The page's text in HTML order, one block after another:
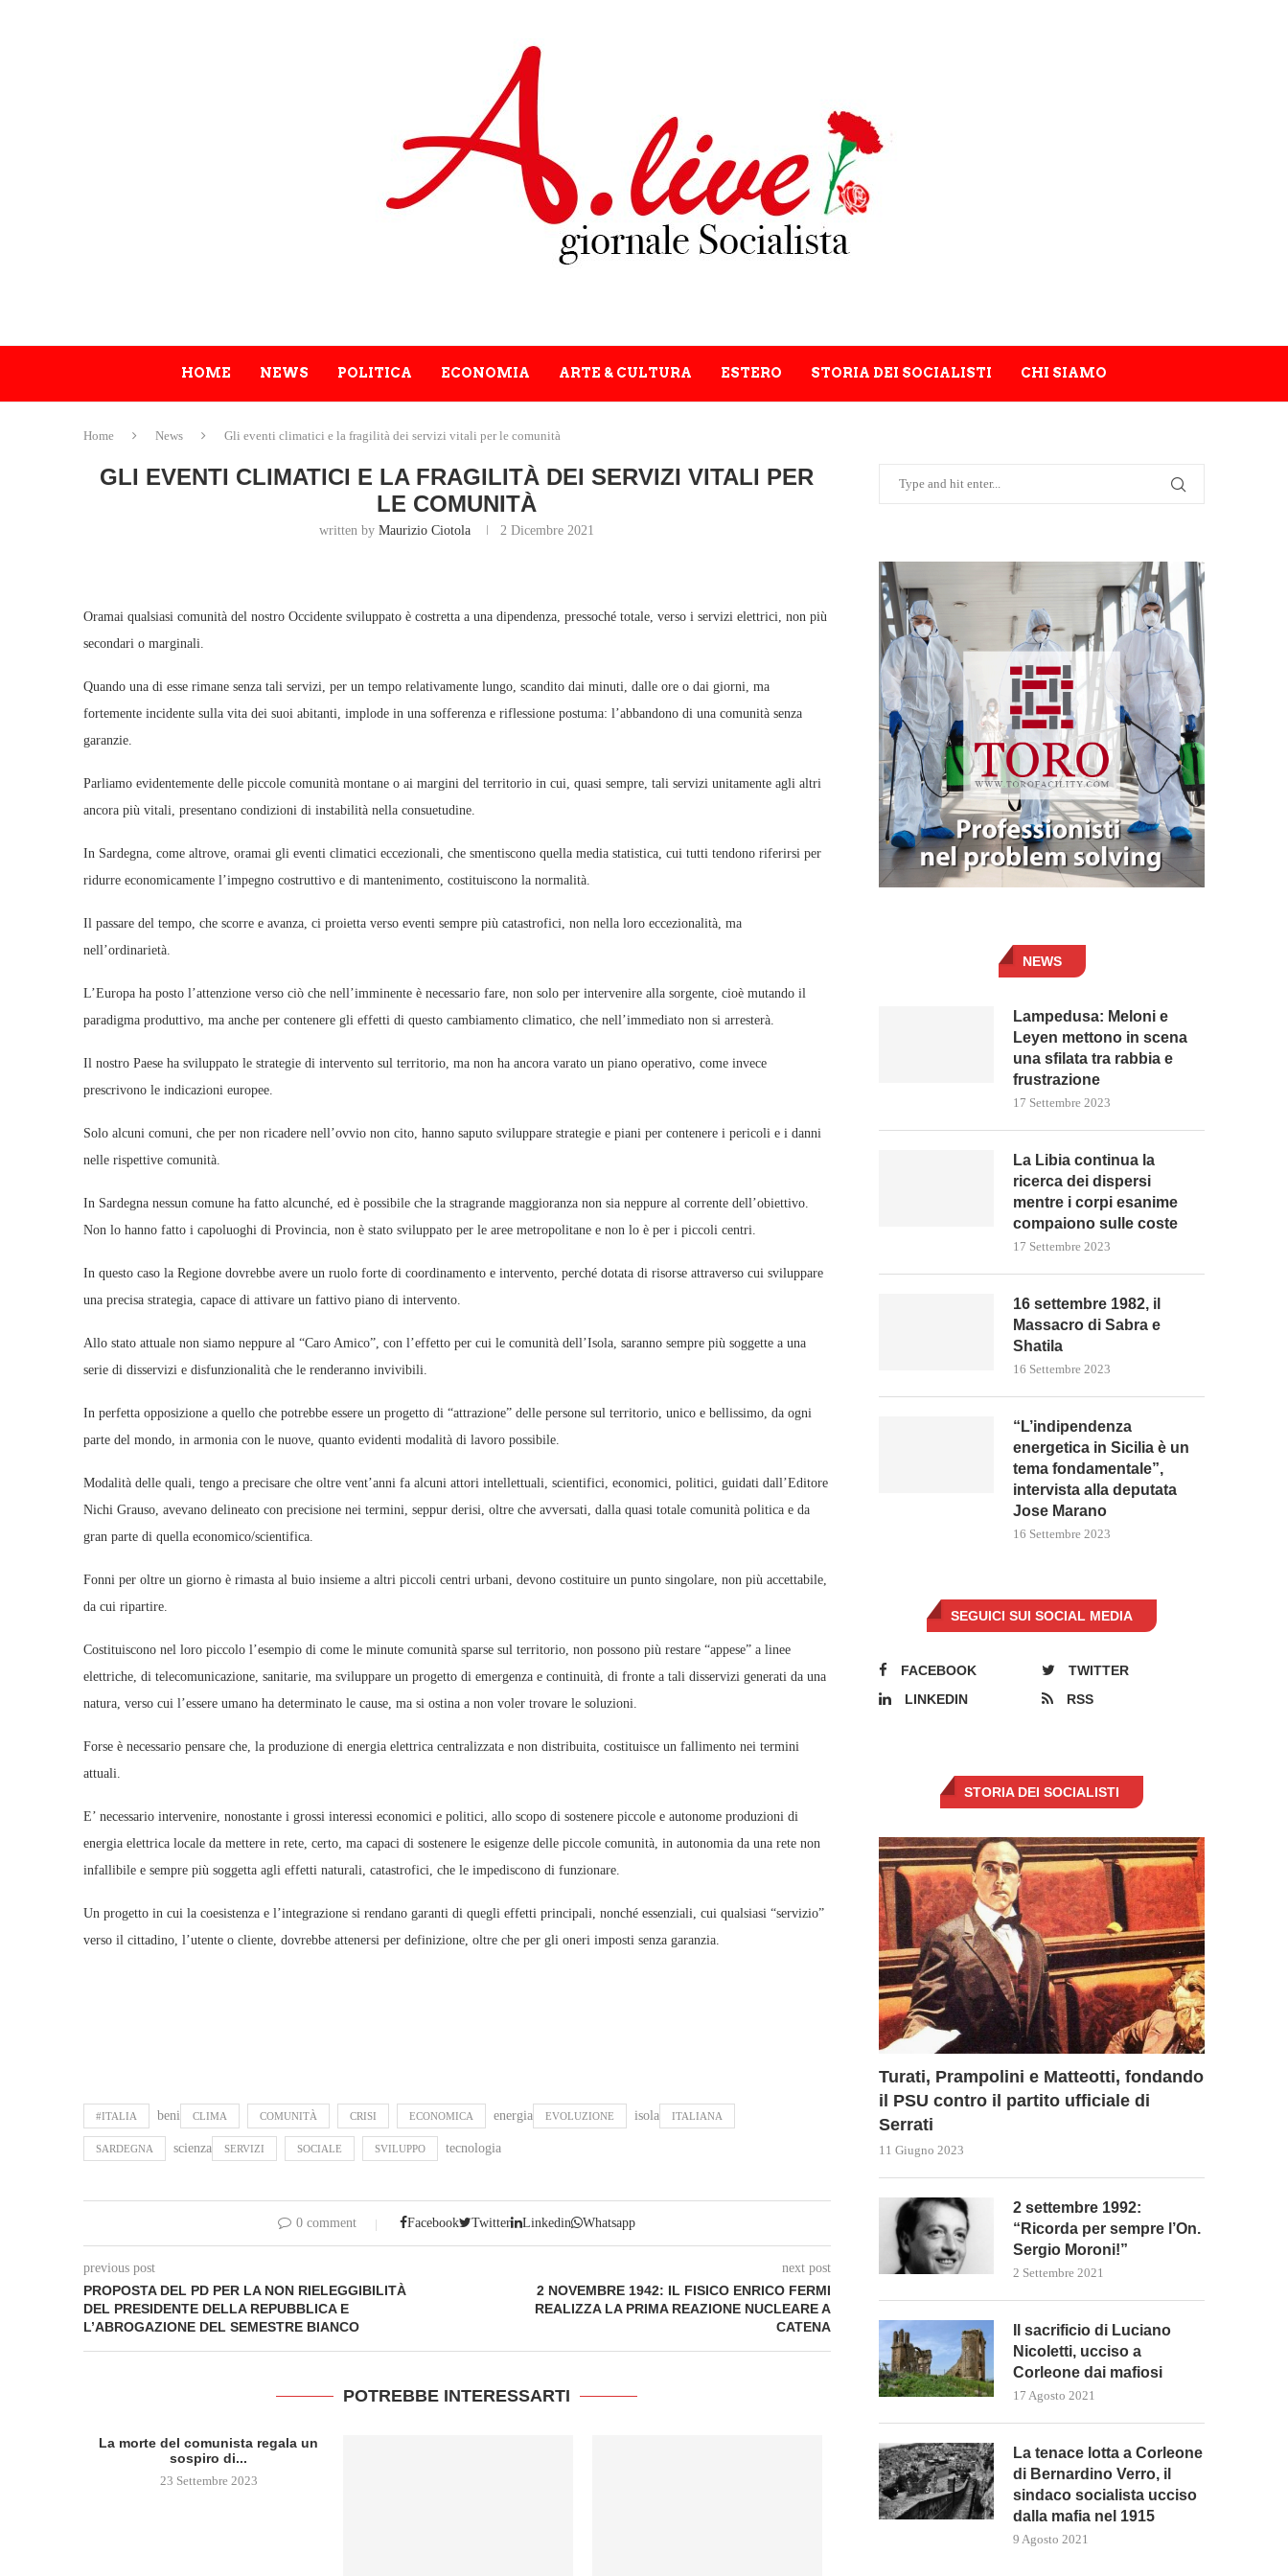
HOME NEWS POLITICA ECONOMIA ARTE & CULTURA ESTERO STORIA DEI SOCIALISTI CHI SIAMO
Home News Gli eventi climatici e la fragilità dei servizi vitali per le comunità
GLI EVENTI CLIMATICI E LA FRAGILITÀ DEI SERVIZI VITALI PER
LE COMUNITÀ
written byMaurizio Ciotola 2 Dicembre 2021
Oramai qualsiasi comunità del nostro Occidente sviluppato è costretta a una dipendenza, pressoché totale, verso i servizi elettrici, non più
secondari o marginali.
Quando una di esse rimane senza tali servizi, per un tempo relativamente lungo, scandito dai minuti, dalle ore o dai giorni, ma
fortemente incidente sulla vita dei suoi abitanti, implode in una sofferenza e riflessione postuma: l’abbandono di una comunità senza
garanzie.
Parliamo evidentemente delle piccole comunità montane o ai margini del territorio in cui, quasi sempre, tali servizi unitamente agli altri
ancora più vitali, presentano condizioni di instabilità nella consuetudine.
In Sardegna, come altrove, oramai gli eventi climatici eccezionali, che smentiscono quella media statistica, cui tutti tendono riferirsi per
ridurre economicamente l’impegno costruttivo e di mantenimento, costituiscono la normalità.
Il passare del tempo, che scorre e avanza, ci proietta verso eventi sempre più catastrofici, non nella loro eccezionalità, ma
nell’ordinarietà.
L’Europa ha posto l’attenzione verso ciò che nell’imminente è necessario fare, non solo per intervenire alla sorgente, cioè mutando il
paradigma produttivo, ma anche per contenere gli effetti di questo cambiamento climatico, che nell’immediato non si arresterà.
Il nostro Paese ha sviluppato le strategie di intervento sul territorio, ma non ha ancora varato un piano operativo, come invece
prescrivono le indicazioni europee.
Solo alcuni comuni, che per non ricadere nell’ovvio non cito, hanno saputo sviluppare strategie e piani per contenere i pericoli e i danni
nelle rispettive comunità.
In Sardegna nessun comune ha fatto alcunché, ed è possibile che la stragrande maggioranza non sia neppure al corrente dell’obiettivo.
Non lo hanno fatto i capoluoghi di Provincia, non è stato sviluppato per le aree metropolitane e non lo è per i piccoli centri.
In questo caso la Regione dovrebbe avere un ruolo forte di coordinamento e intervento, perché dotata di risorse attraverso cui sviluppare
una precisa strategia, capace di attivare un fattivo piano di intervento.
Allo stato attuale non siamo neppure al “Caro Amico”, con l’effetto per cui le comunità dell’Isola, saranno sempre più soggette a una
serie di disservizi e disfunzionalità che le renderanno invivibili.
In perfetta opposizione a quello che potrebbe essere un progetto di “attrazione” delle persone sul territorio, unico e bellissimo, da ogni
parte del mondo, in armonia con le nuove, quanto evidenti modalità di lavoro possibile.
Modalità delle quali, tengo a precisare che oltre vent’anni fa alcuni attori intellettuali, scientifici, economici, politici, guidati dall’Editore
Nichi Grauso, avevano delineato con precisione nei termini, seppur derisi, oltre che avversati, dalla quasi totale comunità politica e da
gran parte di quella economico/scientifica.
Fonni per oltre un giorno è rimasta al buio insieme a altri piccoli centri urbani, devono costituire un punto singolare, non più accettabile,
da cui ripartire.
Costituiscono nel loro piccolo l’esempio di come le minute comunità sparse sul territorio, non possono più restare “appese” a linee
elettriche, di telecomunicazione, sanitarie, ma sviluppare un progetto di emergenza e continuità, di fronte a tali disservizi generati da una
natura, verso cui l’essere umano ha determinato le cause, ma si ostina a non voler trovare le soluzioni.
Forse è necessario pensare che, la produzione di energia elettrica centralizzata e non distribuita, costituisce un fallimento nei termini
attuali.
E’ necessario intervenire, nonostante i grossi interessi economici e politici, allo scopo di sostenere piccole e autonome produzioni di
energia elettrica locale da mettere in rete, certo, ma capaci di sostenere le esigenze delle piccole comunità, in autonomia da una rete non
infallibile e sempre più soggetta agli effetti naturali, catastrofici, che le impediscono di funzionare.
Un progetto in cui la coesistenza e l’integrazione si rendano garanti di quegli effetti principali, nonché essenziali, cui qualsiasi “servizio”
verso il cittadino, l’utente o cliente, dovrebbe attenersi per definizione, oltre che per gli oneri imposti senza garanzia.
#ITALIA beni CLIMA COMUNITÀ CRISI ECONOMICA energia EVOLUZIONE isola ITALIANA
SARDEGNA scienza SERVIZI SOCIALE SVILUPPO tecnologia
0 comment Facebook Twitter Linkedin Whatsapp
previous post
PROPOSTA DEL PD PER LA NON RIELEGGIBILITÀ
DEL PRESIDENTE DELLA REPUBBLICA E
L’ABROGAZIONE DEL SEMESTRE BIANCO
next post
2 NOVEMBRE 1942: IL FISICO ENRICO FERMI
REALIZZA LA PRIMA REAZIONE NUCLEARE A
CATENA
POTREBBE INTERESSARTI
La morte del comunista regala un
sospiro di...
23 Settembre 2023
NEWS
Lampedusa: Meloni e
Leyen mettono in scena
una sfilata tra rabbia e
frustrazione
17 Settembre 2023
La Libia continua la
ricerca dei dispersi
mentre i corpi esanime
compaiono sulle coste
17 Settembre 2023
16 settembre 1982, il
Massacro di Sabra e
Shatila
16 Settembre 2023
“L’indipendenza
energetica in Sicilia è un
tema fondamentale”,
intervista alla deputata
Jose Marano
16 Settembre 2023
SEGUICI SUI SOCIAL MEDIA
FACEBOOK
TWITTER
LINKEDIN
RSS
STORIA DEI SOCIALISTI
Turati, Prampolini e Matteotti, fondando
il PSU contro il partito ufficiale di
Serrati
11 Giugno 2023
2 settembre 1992:
“Ricorda per sempre l’On.
Sergio Moroni!”
2 Settembre 2021
Il sacrificio di Luciano
Nicoletti, ucciso a
Corleone dai mafiosi
17 Agosto 2021
La tenace lotta a Corleone
di Bernardino Verro, il
sindaco socialista ucciso
dalla mafia nel 1915
9 Agosto 2021